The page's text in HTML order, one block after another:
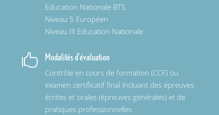
Education Nationale BTS
Niveau 5 Européen
Niveau III Education Nationale
 Modalités d'évaluation
Contrôle en cours de formation (CCF) ou
examen certificatif final incluant des épreuves
écrites et orales (épreuves générales) et de
pratiques professionnelles